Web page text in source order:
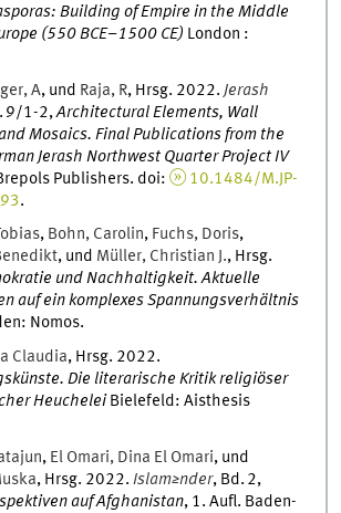
Building of Empire in the Middle
(550 BCE–1500 CE) London :
,A, und Raja, R, Hrsg. 2022.Jerash
9/1-2,Architectural Elements, Wall
Mosaics. Final Publications from the
Jerash Northwest Quarter Project IV
Publishers. doi:
10.1484/M.JP-
.
, Bohn, Carolin, Fuchs, Doris,
, und Müller, Christian J., Hrsg.
und Nachhaltigkeit. Aktuelle
auf ein komplexes Spannungsverhältnis
: Nomos.
Claudia, Hrsg. 2022.
Die literarische Kritik religiöser
Heuchelei Bielefeld:Aisthesis
, El Omari, Dina El Omari, und
, Hrsg. 2022.Islam≥nder, Bd. 2,
auf Afghanistan, 1. Aufl. Baden-